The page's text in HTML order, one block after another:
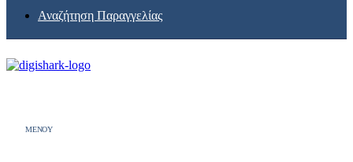
Αναζήτηση Παραγγελίας
MENOY